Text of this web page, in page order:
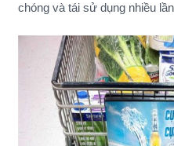
chóng và tái sử dụng nhiều